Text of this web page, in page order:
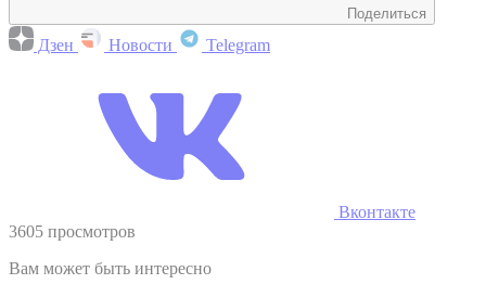
Поделиться
Дзен Новости Telegram
Вконтакте
3605 просмотров
Вам может быть интересно